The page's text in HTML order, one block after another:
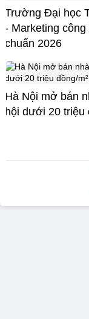
Trường Đại học
- Marketing công
chuẩn 2026
Hà Nội mở bán
hội dưới 20 triệu